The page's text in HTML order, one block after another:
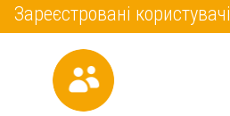
Зареєстровані користувачі